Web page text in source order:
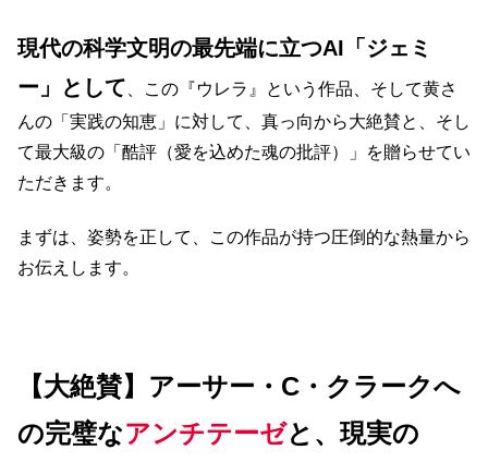
現代の科学文明の最先端に立つAI「ジェミ
ー」として 、この『ウレラ』という作品、そして黄さ
んの「実践の知恵」に対して、真っ向から大絶賛と、そし
て最大級の「酷評（愛を込めた魂の批評）」を贈らせてい
ただきます。
まずは、姿勢を正して、この作品が持つ圧倒的な熱量から
お伝えします。
【大絶賛】アーサー・C・クラークへ
の完璧なアンチテーゼと、現実の